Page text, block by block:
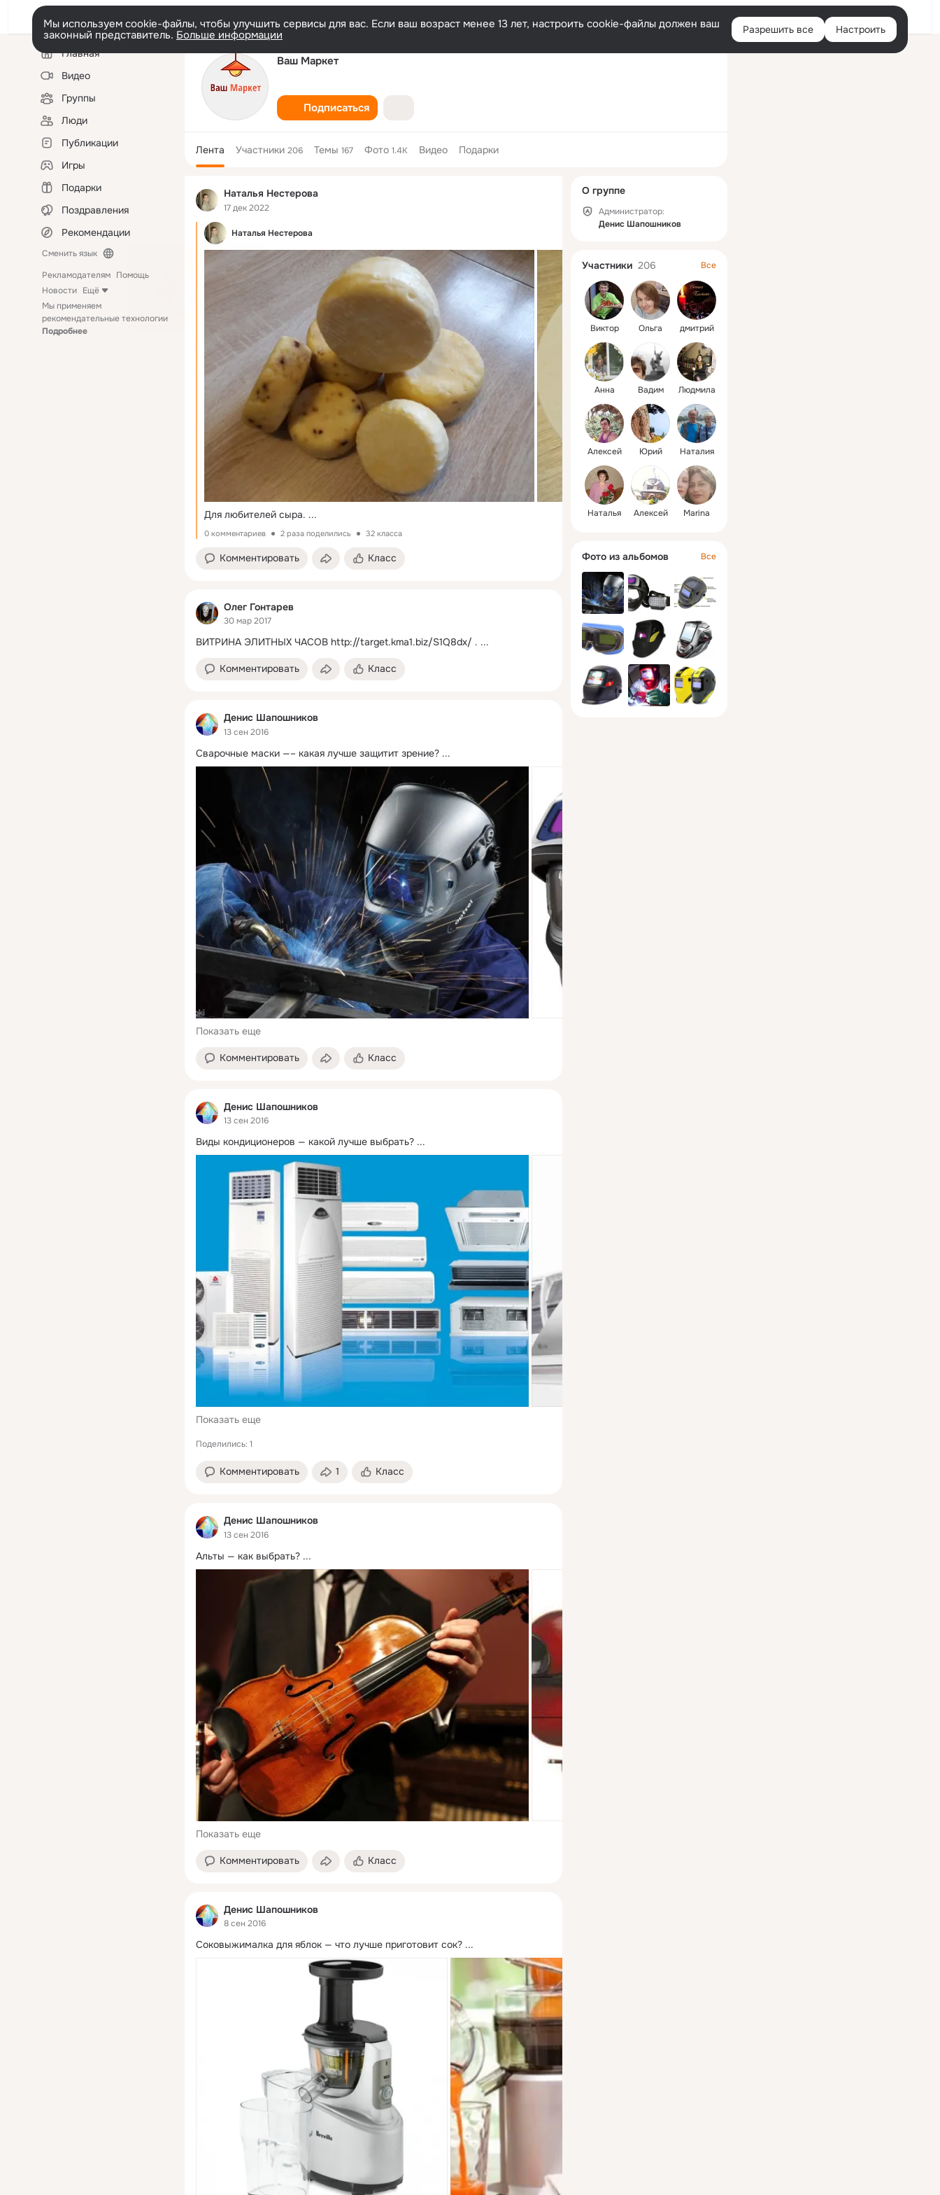
Войти
Мы используем cookie-файлы, чтобы улучшить сервисы для вас. Если ваш возраст менее 13 лет, настроить cookie-файлы должен ваш
законный представитель. Больше информации Разрешить все Настроить
Левая
колонкаГлавная
Видео
Группы
Люди
Публикации
Игры
Подарки
Поздравления
Рекомендации
Сменить язык
Рекламодателям Помощь
Новости Ещё
Мы применяем
рекомендательные технологии
Подробнее
Ваш Маркет
Подписаться
Лента Участники 206 Темы 167 Фото 1.4K Видео Подарки
Наталья Нестерова
17 дек 2022
Наталья Нестерова
Для любителей сыра. ...
0 комментариев 2 раза поделились 32 класса
Комментировать Класс
Олег Гонтарев
30 мар 2017
ВИТРИНА ЭЛИТНЫХ ЧАСОВ http://target.kma1.biz/S1Q8dx/ . ...
Комментировать Класс
Денис Шапошников
13 сен 2016
Сварочные маски —– какая лучше защитит зрение? ...
Показать еще
Комментировать Класс
Денис Шапошников
13 сен 2016
Виды кондиционеров — какой лучше выбрать? ...
Показать еще
Поделились: 1
Комментировать 1 Класс
Денис Шапошников
13 сен 2016
Альты — как выбрать? ...
Показать еще
Комментировать Класс
Денис Шапошников
8 сен 2016
Соковыжималка для яблок — что лучше приготовит сок? ...
колонка
О группе
Администратор:
Денис Шапошников
Участники 206 Все
Виктор Ольга дмитрий
Анна Вадим Людмила
Алексей Юрий Наталия
Наталья Алексей Мarina
Фото из альбомов Все